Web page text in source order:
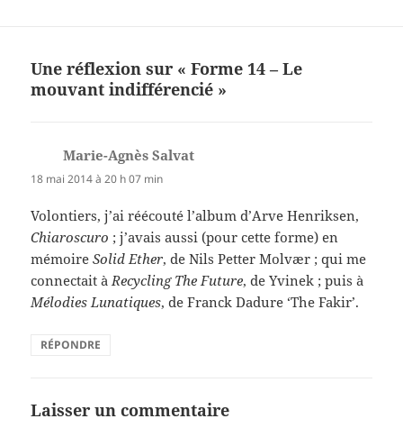
Une réflexion sur « Forme 14 – Le
mouvant indifférencié »
Marie-Agnès Salvat
18 mai 2014 à 20 h 07 min
Volontiers, j’ai réécouté l’album d’Arve Henriksen,
Chiaroscuro ; j’avais aussi (pour cette forme) en
mémoireSolid Ether, de Nils Petter Molvær ; qui me
connectait à Recycling The Future, de Yvinek ; puis à
Mélodies Lunatiques, de Franck Dadure ‘The Fakir’.
RÉPONDRE
Laisser un commentaire